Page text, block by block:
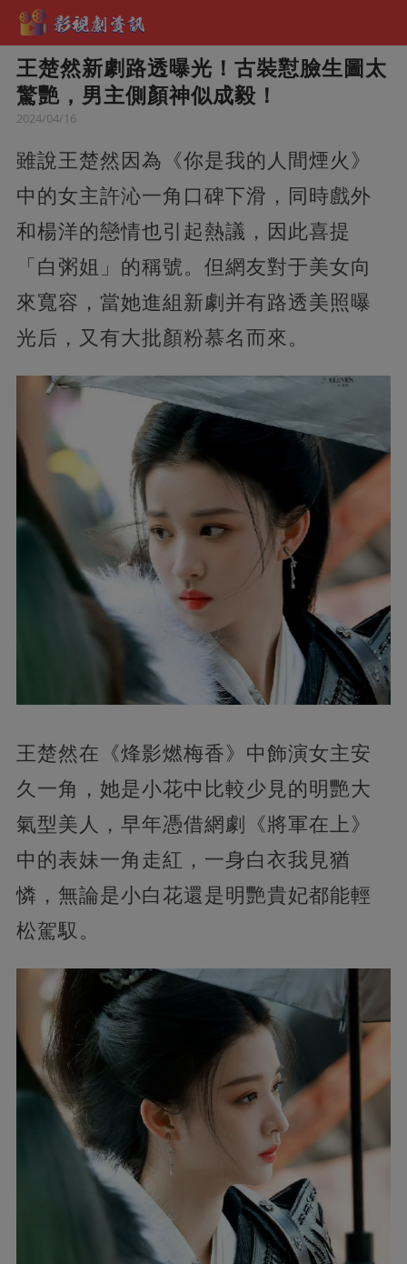
王楚然新劇路透曝光！古裝懟臉生圖太
驚艷，男主側顏神似成毅！
2024/04/16
雖說王楚然因為《你是我的人間煙火》
中的女主許沁一角口碑下滑，同時戲外
和楊洋的戀情也引起熱議，因此喜提
「白粥姐」的稱號。但網友對于美女向
來寬容，當她進組新劇并有路透美照曝
光后，又有大批顏粉慕名而來。
王楚然在《烽影燃梅香》中飾演女主安
久一角，她是小花中比較少見的明艷大
氣型美人，早年憑借網劇《將軍在上》
中的表妹一角走紅，一身白衣我見猶
憐，無論是小白花還是明艷貴妃都能輕
松駕馭。